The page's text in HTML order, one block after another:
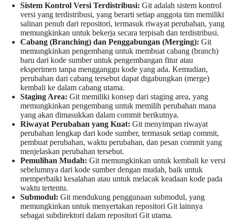
Sistem Kontrol Versi Terdistribusi: Git adalah sistem kontrol
versi yang terdistribusi, yang berarti setiap anggota tim memiliki
salinan penuh dari repositori, termasuk riwayat perubahan, yang
memungkinkan untuk bekerja secara terpisah dan terdistribusi.
Cabang (Branching) dan Penggabungan (Merging): Git
memungkinkan pengembang untuk membuat cabang (branch)
baru dari kode sumber untuk pengembangan fitur atau
eksperimen tanpa mengganggu kode yang ada. Kemudian,
perubahan dari cabang tersebut dapat digabungkan (merge)
kembali ke dalam cabang utama.
Staging Area: Git memiliki konsep dari staging area, yang
memungkinkan pengembang untuk memilih perubahan mana
yang akan dimasukkan dalam commit berikutnya.
Riwayat Perubahan yang Kuat: Git menyimpan riwayat
perubahan lengkap dari kode sumber, termasuk setiap commit,
pembuat perubahan, waktu perubahan, dan pesan commit yang
menjelaskan perubahan tersebut.
Pemulihan Mudah: Git memungkinkan untuk kembali ke versi
sebelumnya dari kode sumber dengan mudah, baik untuk
memperbaiki kesalahan atau untuk melacak keadaan kode pada
waktu tertentu.
Submodul: Git mendukung penggunaan submodul, yang
memungkinkan untuk menyertakan repositori Git lainnya
sebagai subdirektori dalam repositori Git utama.